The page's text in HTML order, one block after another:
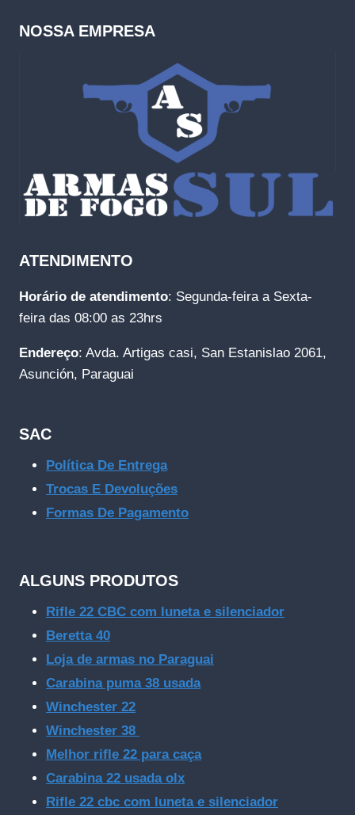
NOSSA EMPRESA
ATENDIMENTO
Horário de atendimento: Segunda-feira a Sexta-
feira das 08:00 as 23hrs
Endereço: Avda. Artigas casi, San Estanislao 2061,
Asunción, Paraguai
SAC
Política De Entrega
Trocas E Devoluções
Formas De Pagamento
ALGUNS PRODUTOS
Rifle 22 CBC com luneta e silenciador
Beretta 40
Loja de armas no Paraguai
Carabina puma 38 usada
Winchester 22
Winchester 38
Melhor rifle 22 para caça
Carabina 22 usada olx
Rifle 22 cbc com luneta e silenciador